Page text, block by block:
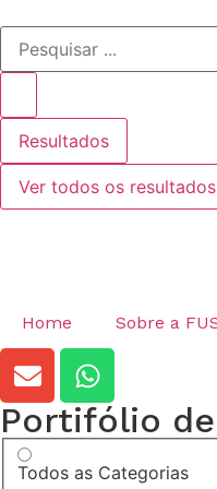
Resultados
Ver todos os resultados
Home Sobre a
Portifólio
Todos as Categorias